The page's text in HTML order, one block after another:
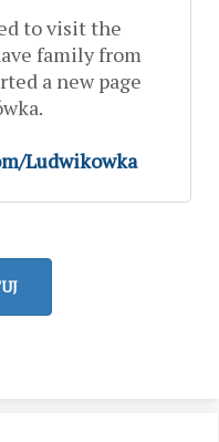
to visit the
family from
a new page
Ludwikowka